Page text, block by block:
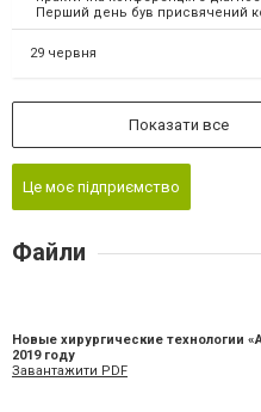
Перший день був присвячений
29 червня
Показати все
Це моє підприємство
Файли
Новые хирургические технологии
2019 году
Завантажити PDF